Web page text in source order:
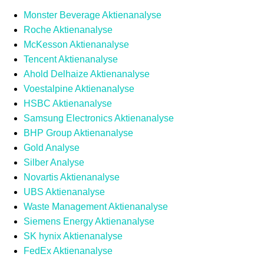
Monster Beverage Aktienanalyse
Roche Aktienanalyse
McKesson Aktienanalyse
Tencent Aktienanalyse
Ahold Delhaize Aktienanalyse
Voestalpine Aktienanalyse
HSBC Aktienanalyse
Samsung Electronics Aktienanalyse
BHP Group Aktienanalyse
Gold Analyse
Silber Analyse
Novartis Aktienanalyse
UBS Aktienanalyse
Waste Management Aktienanalyse
Siemens Energy Aktienanalyse
SK hynix Aktienanalyse
FedEx Aktienanalyse